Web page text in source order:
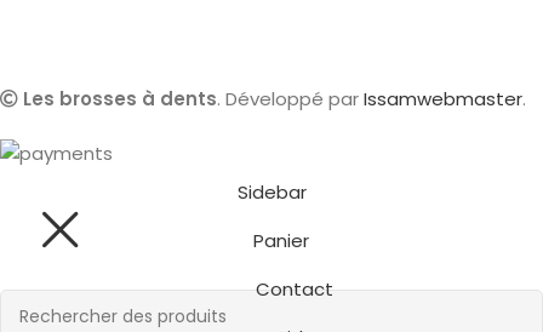
Les brosses à dents. Développé parIssamwebmaster.
Sidebar
Panier
Contact